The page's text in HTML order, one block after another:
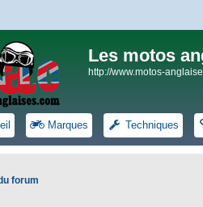
Les motos
http://www.motos-
Marques Techniques
forum